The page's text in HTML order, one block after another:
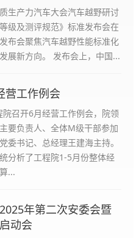
生产力汽车大会汽车越野研讨
级及测评规范》标准发布会在
布会聚焦汽车越野性能标准化
展新方向。 发布会上，中国...
营工作例会
召开6月经营工作例会，院领
要负责人、全体M级干部参加
委书记、总经理王建海主持。
分析了工程院1-5月份整体经
...
年第二次安委会暨
动会